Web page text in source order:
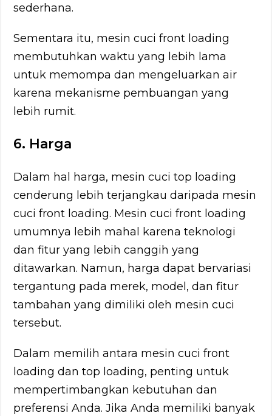
sederhana.
Sementara itu, mesin cuci front loading
membutuhkan waktu yang lebih lama
untuk memompa dan mengeluarkan air
karena mekanisme pembuangan yang
lebih rumit.
6. Harga
Dalam hal harga, mesin cuci top loading
cenderung lebih terjangkau daripada mesin
cuci front loading. Mesin cuci front loading
umumnya lebih mahal karena teknologi
dan fitur yang lebih canggih yang
ditawarkan. Namun, harga dapat bervariasi
tergantung pada merek, model, dan fitur
tambahan yang dimiliki oleh mesin cuci
tersebut.
Dalam memilih antara mesin cuci front
loading dan top loading, penting untuk
mempertimbangkan kebutuhan dan
preferensi Anda. Jika Anda memiliki banyak